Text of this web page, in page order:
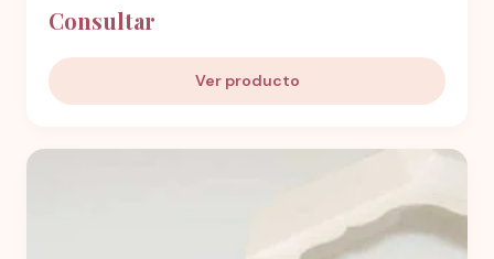
Consultar
Ver producto